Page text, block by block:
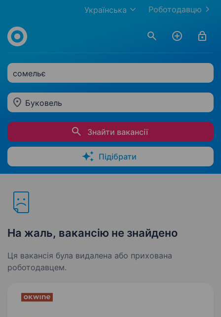
Роботодавцю
Українська
сомельє
Буковель
Знайти вакансії
Підібрати
На жаль, вакансію не знайдено
Ця вакансія була видалена або прихована
роботодавцем.